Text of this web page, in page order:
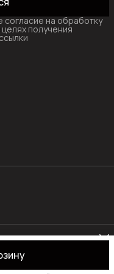
на обработку
получения
возвратаРеквизиты